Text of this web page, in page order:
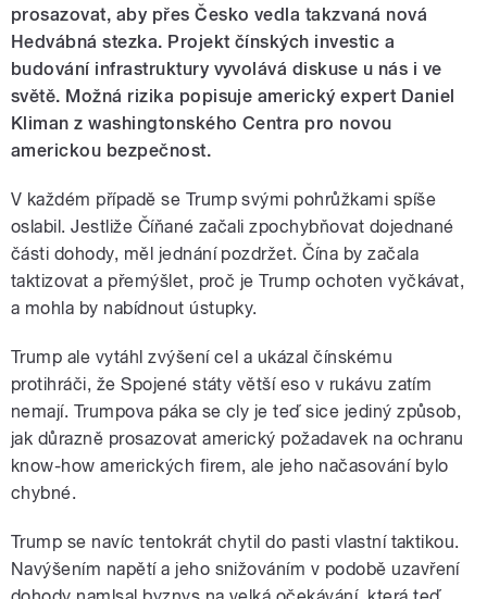
prosazovat, aby přes Česko vedla takzvaná nová
Hedvábná stezka. Projekt čínských investic a
budování infrastruktury vyvolává diskuse u nás i ve
světě. Možná rizika popisuje americký expert Daniel
Kliman z washingtonského Centra pro novou
americkou bezpečnost.
V každém případě se Trump svými pohrůžkami spíše
oslabil. Jestliže Číňané začali zpochybňovat dojednané
části dohody, měl jednání pozdržet. Čína by začala
taktizovat a přemýšlet, proč je Trump ochoten vyčkávat,
a mohla by nabídnout ústupky.
Trump ale vytáhl zvýšení cel a ukázal čínskému
protihráči, že Spojené státy větší eso v rukávu zatím
nemají. Trumpova páka se cly je teď sice jediný způsob,
jak důrazně prosazovat americký požadavek na ochranu
know-how amerických firem, ale jeho načasování bylo
chybné.
Trump se navíc tentokrát chytil do pasti vlastní taktikou.
Navýšením napětí a jeho snižováním v podobě uzavření